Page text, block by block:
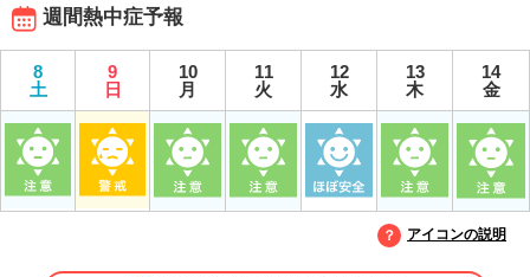
週間熱中症予報
8
土
9
日
10
月
11
火
12
水
13
木
14
金
アイコンの説明